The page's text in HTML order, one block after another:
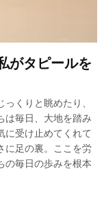
がタピールを
くりと眺めたり、
は毎日、大地を踏み
に受け止めてくれて
に足の裏。ここを労
の毎日の歩みを根本